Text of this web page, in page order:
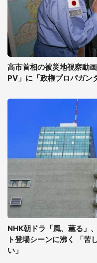
高市首相の被災地視察動
PV」に「政権プロパガン
NHK朝ドラ「風、薫る」
ト登場シーンに沸く 「苦
い」